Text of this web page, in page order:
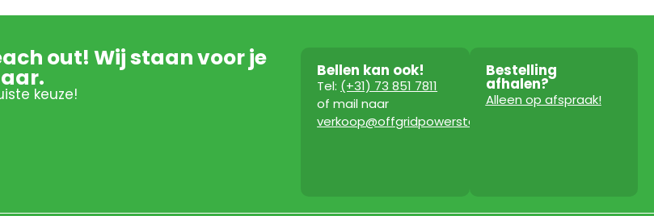
out! Wij staan voor je
keuze!
Bellen kan ook!
Tel: (+31) 73 851 7811
of mail naar
verkoop@offgridpowerstation.com
Bestelling
afhalen?
Alleen op afspraak!